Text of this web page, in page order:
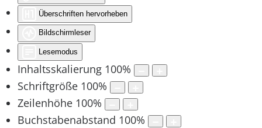
Überschriften hervorheben
Bildschirmleser
Lesemodus
Inhaltsskalierung 100%
Schriftgröße 100%
Zeilenhöhe 100%
Buchstabenabstand 100%